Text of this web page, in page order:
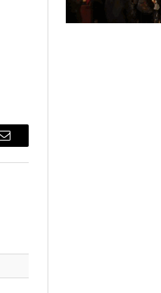
Email